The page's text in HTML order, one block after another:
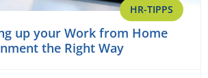
HR-TIPPS
up your Work from Home
the Right Way